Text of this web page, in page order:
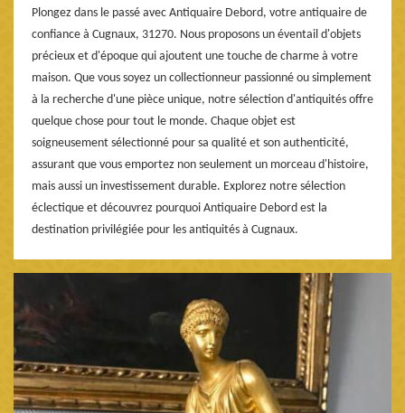
Plongez dans le passé avec Antiquaire Debord, votre antiquaire de
confiance à Cugnaux, 31270. Nous proposons un éventail d'objets
précieux et d'époque qui ajoutent une touche de charme à votre
maison. Que vous soyez un collectionneur passionné ou simplement
à la recherche d'une pièce unique, notre sélection d'antiquités offre
quelque chose pour tout le monde. Chaque objet est
soigneusement sélectionné pour sa qualité et son authenticité,
assurant que vous emportez non seulement un morceau d'histoire,
mais aussi un investissement durable. Explorez notre sélection
éclectique et découvrez pourquoi Antiquaire Debord est la
destination privilégiée pour les antiquités à Cugnaux.